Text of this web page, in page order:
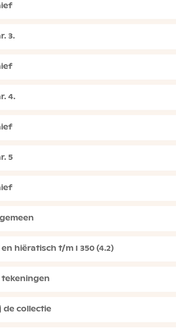
3.
4.
5
hiëratisch t/m I 350 (4.2)
de collectie